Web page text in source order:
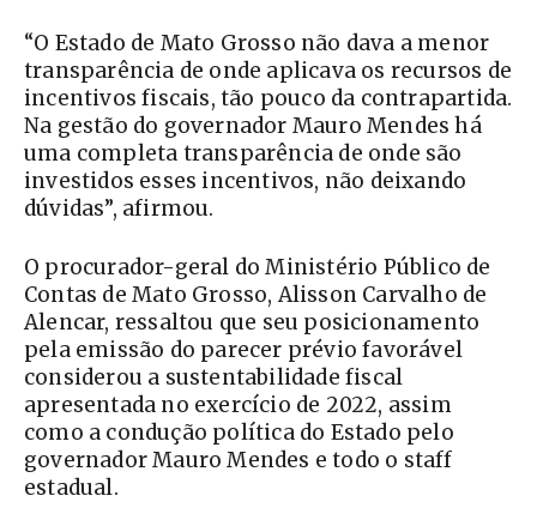
“O Estado de Mato Grosso não dava a menor
transparência de onde aplicava os recursos de
incentivos fiscais, tão pouco da contrapartida.
Na gestão do governador Mauro Mendes há
uma completa transparência de onde são
investidos esses incentivos, não deixando
dúvidas”, afirmou.
O procurador-geral do Ministério Público de
Contas de Mato Grosso, Alisson Carvalho de
Alencar, ressaltou que seu posicionamento
pela emissão do parecer prévio favorável
considerou a sustentabilidade fiscal
apresentada no exercício de 2022, assim
como a condução política do Estado pelo
governador Mauro Mendes e todo o staff
estadual.